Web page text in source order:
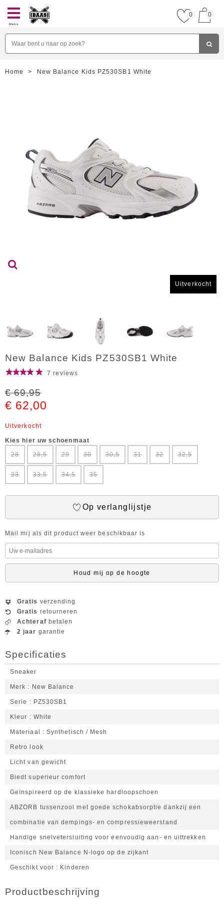
Menu
0 0
Home > New Balance Kids PZ530SB1 White
Uitverkocht
New Balance Kids PZ530SB1 White
7 reviews
€ 69,95
€ 62,00
Uitverkocht
Kies hier uw schoenmaat
28
28,5 29 30 30,5 31 32 32,5
33 33,5 34,5 35
Op verlanglijstje
Mail mij als dit product weer beschikbaar is
Houd mij op de hoogte
Gratis verzending
Gratis retourneren
Achteraf betalen
2 jaar garantie
Specificaties
Sneaker
Merk New Balance
Serie PZ530SB1
Kleur White
Materiaal Synthetisch / Mesh
Retro look
Licht van gewicht
Biedt superieur comfort
Geïnspireerd op de klassieke hardloopschoen
ABZORB tussenzool met goede schokabsorptie dankzij een
combinatie van dempings- en compressieweerstand
Handige snelvetersluiting voor eenvoudig aan- en uittrekken
Iconisch New Balance N-logo op de zijkant
Geschikt voor Kinderen
Productbeschrijving